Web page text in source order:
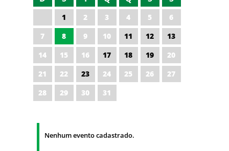
1 2 3 4 5
6
7
8 9 10 11 12
13
14
15 16 17 18 19
20
21
22 23 24 25 26
27
28
29 30 31
Nenhum evento cadastrado.